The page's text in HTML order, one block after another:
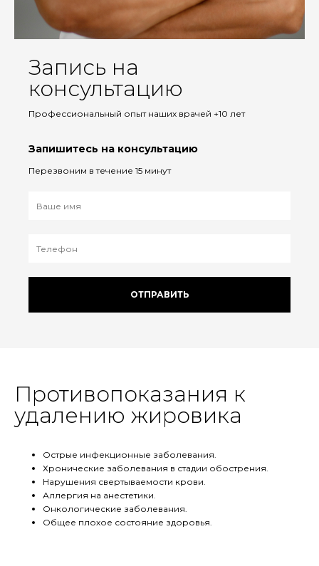
Запись на
консультацию
Профессиональный опыт наших врачей +10 лет
Запишитесь на консультацию
Перезвоним в течение 15 минут
ОТПРАВИТЬ
Противопоказания к
удалению жировика
Острые инфекционные заболевания.
Хронические заболевания в стадии обострения.
Нарушения свертываемости крови.
Аллергия на анестетики.
Онкологические заболевания.
Общее плохое состояние здоровья.